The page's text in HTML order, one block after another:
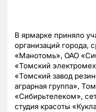
В ярмарке приняло
организаций города,
«Манотомь», ОАО
«Томский
«Томский завод
аграрная группа»,
«Сибирьтелеком»,
студия красоты